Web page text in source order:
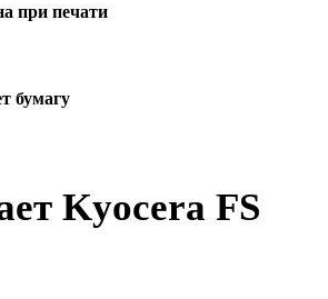
при печати
бумагу
Kyocera FS